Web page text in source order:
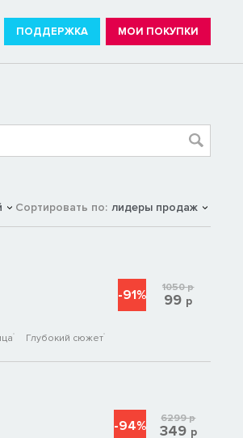
ПОДДЕРЖКА МОИ ПОКУПКИ
Сортировать по: лидеры продаж
Глубокий сюжет
-91% 1050р
99 р
-94% 6299р
349 р